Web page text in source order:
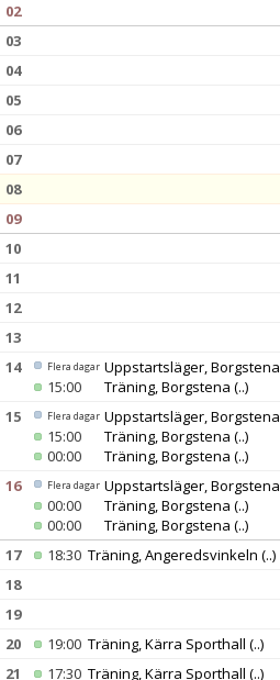
BILDGALLERI
KONTAKT
02
03
04
05
06
07
08
09
10
11
12
13
14
Flera dagar Uppstartsläger, Borgstena
15:00
Träning, Borgstena (..)
15
Flera dagar Uppstartsläger, Borgstena
15:00
Träning, Borgstena (..)
00:00
Träning, Borgstena (..)
16
Flera dagar Uppstartsläger, Borgstena
00:00
Träning, Borgstena (..)
00:00
Träning, Borgstena (..)
17 18:30 Träning, Angeredsvinkeln (..)
18
19
20
19:00 Träning, Kärra Sporthall (..)
21
17:30 Träning, Kärra Sporthall (..)